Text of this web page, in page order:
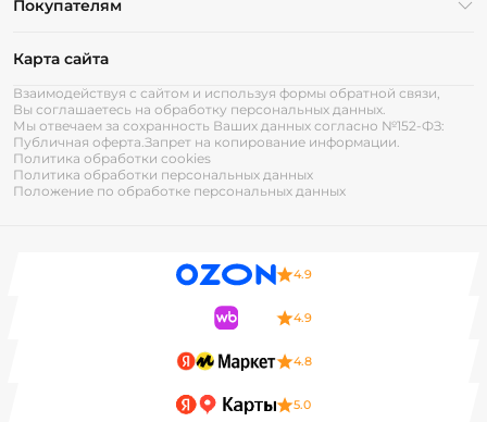
Покупателям
Карта сайта
Взаимодействуя с сайтом и используя формы обратной связи,
Вы соглашаетесь на обработку персональных данных.
Мы отвечаем за сохранность Ваших данных согласно №152-ФЗ:
Публичная оферта.Запрет на копирование информации.
Политика обработки cookies
Политика обработки персональных данных
Положение по обработке персональных данных
4.9
4.9
4.8
5.0